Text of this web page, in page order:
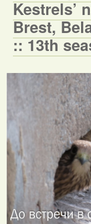
Kestrels’
Brest,
:: 13th